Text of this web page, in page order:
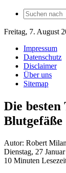
Freitag, 7. August
Impressum
Datenschutz
Disclaimer
Über uns
Sitemap
Die
Blutgefäße
Autor: Robert Milan
Dienstag, 27
10 Minuten